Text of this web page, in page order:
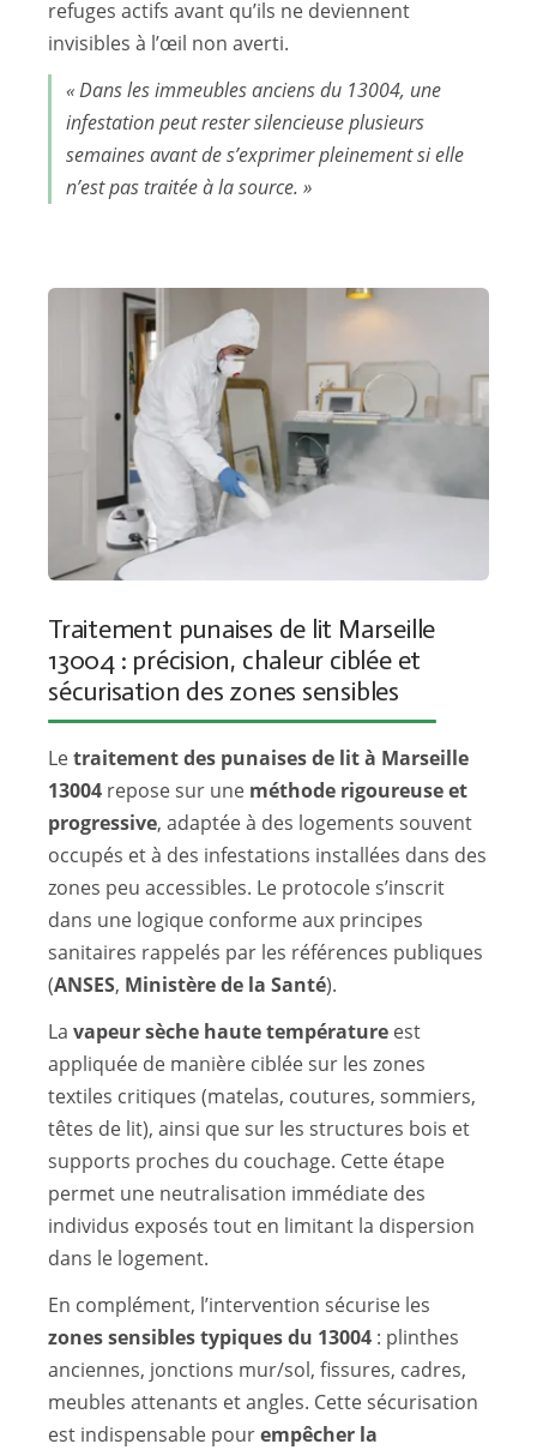
refuges actifs avant qu’ils ne deviennent
invisibles à l’œil non averti.
« Dans les immeubles anciens du 13004, une
infestation peut rester silencieuse plusieurs
semaines avant de s’exprimer pleinement si elle
n’est pas traitée à la source. »
Traitement punaises de lit Marseille
13004 : précision, chaleur ciblée et
sécurisation des zones sensibles
Letraitement des punaises de lit à Marseille
13004 repose sur une méthode rigoureuse et
progressive, adaptée à des logements souvent
occupés et à des infestations installées dans des
zones peu accessibles. Le protocole s’inscrit
dans une logique conforme aux principes
sanitaires rappelés par les références publiques
(ANSES, Ministère de la Santé).
La vapeur sèche haute température est
appliquée de manière ciblée sur les zones
textiles critiques (matelas, coutures, sommiers,
têtes de lit), ainsi que sur les structures bois et
supports proches du couchage. Cette étape
permet une neutralisation immédiate des
individus exposés tout en limitant la dispersion
dans le logement.
En complément, l’intervention sécurise les
zones sensibles typiques du 13004 : plinthes
anciennes, jonctions mur/sol, fissures, cadres,
meubles attenants et angles. Cette sécurisation
est indispensable pourempêcher la